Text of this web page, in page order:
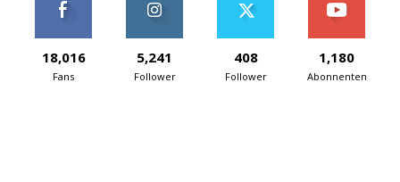
18,016
Fans
5,241
Follower
408
Follower
1,180
Abonnenten